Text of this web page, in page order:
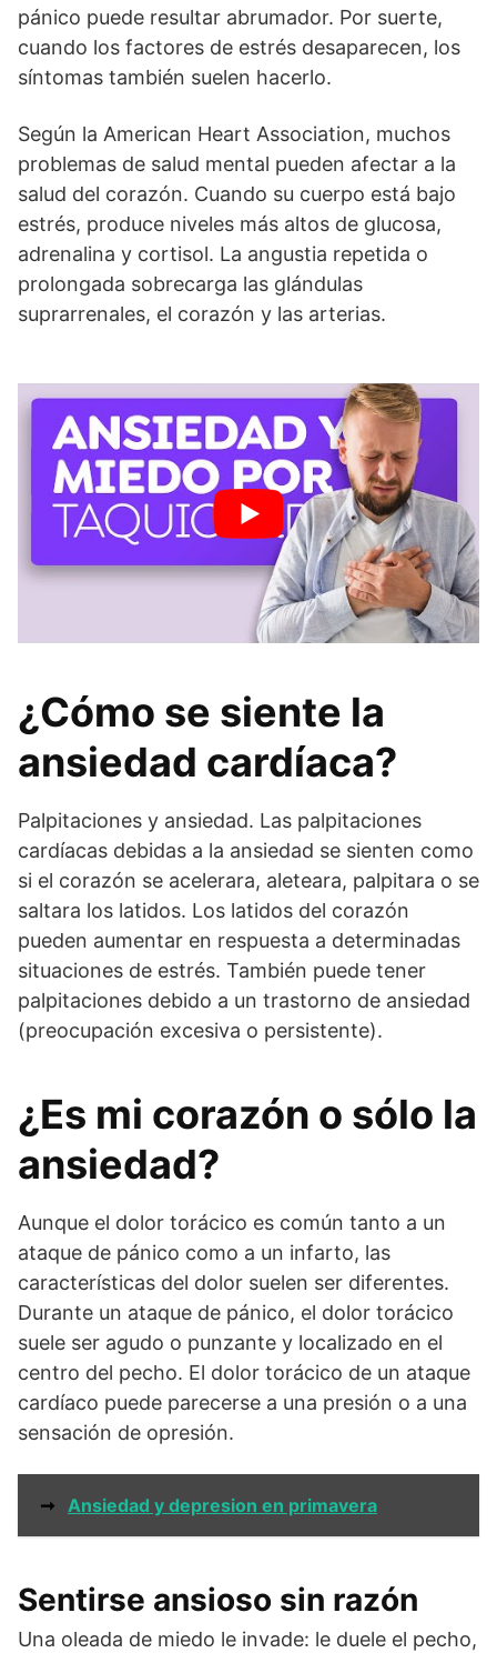
pánico puede resultar abrumador. Por suerte,
cuando los factores de estrés desaparecen, los
síntomas también suelen hacerlo.
Según la American Heart Association, muchos
problemas de salud mental pueden afectar a la
salud del corazón. Cuando su cuerpo está bajo
estrés, produce niveles más altos de glucosa,
adrenalina y cortisol. La angustia repetida o
prolongada sobrecarga las glándulas
suprarrenales, el corazón y las arterias.
¿Cómo se siente la
ansiedad cardíaca?
Palpitaciones y ansiedad. Las palpitaciones
cardíacas debidas a la ansiedad se sienten como
si el corazón se acelerara, aleteara, palpitara o se
saltara los latidos. Los latidos del corazón
pueden aumentar en respuesta a determinadas
situaciones de estrés. También puede tener
palpitaciones debido a un trastorno de ansiedad
(preocupación excesiva o persistente).
¿Es mi corazón o sólo la
ansiedad?
Aunque el dolor torácico es común tanto a un
ataque de pánico como a un infarto, las
características del dolor suelen ser diferentes.
Durante un ataque de pánico, el dolor torácico
suele ser agudo o punzante y localizado en el
centro del pecho. El dolor torácico de un ataque
cardíaco puede parecerse a una presión o a una
sensación de opresión.
➞ Ansiedad y depresion en primavera
Sentirse ansioso sin razón
Una oleada de miedo le invade: le duele el pecho,